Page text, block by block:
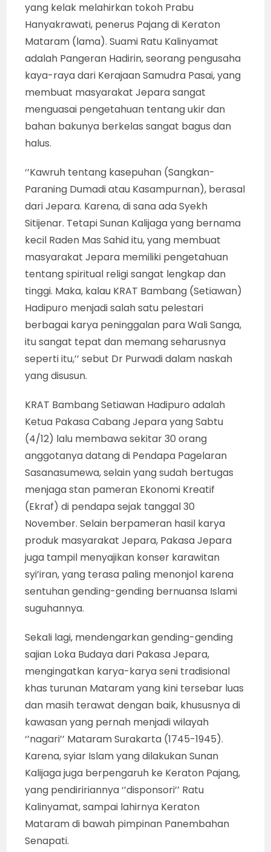
yang kelak melahirkan tokoh Prabu
Hanyakrawati, penerus Pajang di Keraton
Mataram (lama). Suami Ratu Kalinyamat
adalah Pangeran Hadirin, seorang pengusaha
kaya-raya dari Kerajaan Samudra Pasai, yang
membuat masyarakat Jepara sangat
menguasai pengetahuan tentang ukir dan
bahan bakunya berkelas sangat bagus dan
halus.
‘’Kawruh tentang kasepuhan (Sangkan-
Paraning Dumadi atau Kasampurnan), berasal
dari Jepara. Karena, di sana ada Syekh
Sitijenar. Tetapi Sunan Kalijaga yang bernama
kecil Raden Mas Sahid itu, yang membuat
masyarakat Jepara memiliki pengetahuan
tentang spiritual religi sangat lengkap dan
tinggi. Maka, kalau KRAT Bambang (Setiawan)
Hadipuro menjadi salah satu pelestari
berbagai karya peninggalan para Wali Sanga,
itu sangat tepat dan memang seharusnya
seperti itu,’’ sebut Dr Purwadi dalam naskah
yang disusun.
KRAT Bambang Setiawan Hadipuro adalah
Ketua Pakasa Cabang Jepara yang Sabtu
(4/12) lalu membawa sekitar 30 orang
anggotanya datang di Pendapa Pagelaran
Sasanasumewa, selain yang sudah bertugas
menjaga stan pameran Ekonomi Kreatif
(Ekraf) di pendapa sejak tanggal 30
November. Selain berpameran hasil karya
produk masyarakat Jepara, Pakasa Jepara
juga tampil menyajikan konser karawitan
syi’iran, yang terasa paling menonjol karena
sentuhan gending-gending bernuansa Islami
suguhannya.
Sekali lagi, mendengarkan gending-gending
sajian Loka Budaya dari Pakasa Jepara,
mengingatkan karya-karya seni tradisional
khas turunan Mataram yang kini tersebar luas
dan masih terawat dengan baik, khususnya di
kawasan yang pernah menjadi wilayah
‘’nagari’’ Mataram Surakarta (1745-1945).
Karena, syiar Islam yang dilakukan Sunan
Kalijaga juga berpengaruh ke Keraton Pajang,
yang pendiririannya ‘’disponsori’’ Ratu
Kalinyamat, sampai lahirnya Keraton
Mataram di bawah pimpinan Panembahan
Senapati.